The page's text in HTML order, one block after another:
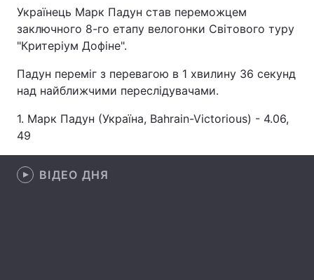
Головна
Україна Політика
Світ
Спорт Наука
Техно і зв'язок
Українець Марк Падун став переможцем
заключного 8-го етапу велогонки Світового туру
"Критеріум Дофіне".
Падун переміг з перевагою в 1 хвилину 36 секунд
над найближчими переслідувачами.
1. Марк Падун (Україна, Bahrain-Victorious) - 4.06,
49
ВІДЕО ДНЯ